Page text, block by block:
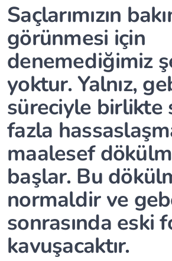
Saçlarımızın
görünmesi için
denemediğimiz
yoktur. Yalnız,
süreciyle birlikte
fazla
maalesef
başlar. Bu
normaldir ve
sonrasında eski
kavuşacaktır.